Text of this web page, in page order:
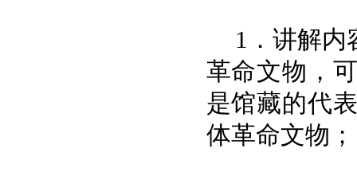
1．讲解内
革命文物，
是馆藏的代
体革命文物；